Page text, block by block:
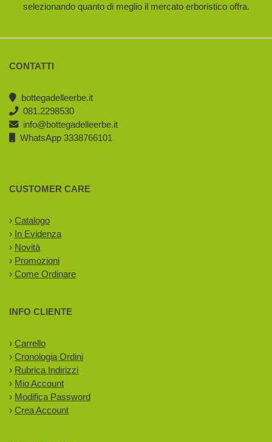
selezionando quanto di meglio il mercato erboristico offra.
CONTATTI
bottegadelleerbe.it
081.2298530
info@bottegadelleerbe.it
WhatsApp 3338766101
CUSTOMER CARE
› Catalogo
› In Evidenza
› Novità
› Promozioni
› Come Ordinare
INFO CLIENTE
› Carrello
› Cronologia Ordini
› Rubrica Indirizzi
› Mio Account
› Modifica Password
› Crea Account